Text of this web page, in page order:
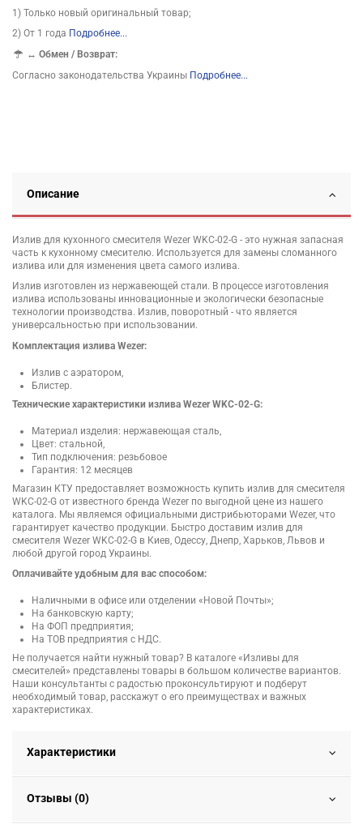
1) Только новый оригинальный товар;
2) От 1 года Подробнее...
↔Обмен / Возврат:
Согласно законодательства Украины Подробнее...
Описание
Излив для кухонного смесителя Wezer WKC-02-G - это нужная запасная
часть к кухонному смесителю. Используется для замены сломанного
излива или для изменения цвета самого излива.
Излив изготовлен из нержавеющей стали. В процессе изготовления
излива использованы инновационные и экологически безопасные
технологии производства. Излив, поворотный - что является
универсальностью при использовании.
Комплектация излива Wezer:
Излив с аэратором,
Блистер.
Технические характеристики излива Wezer WKC-02-G:
Материал изделия: нержавеющая сталь,
Цвет: стальной,
Тип подключения: резьбовое
Гарантия: 12 месяцев
Магазин КТУ предоставляет возможность купить излив для смесителя
WKC-02-G от известного бренда Wezer по выгодной цене из нашего
каталога. Мы являемся официальными дистрибьюторами Wezer, что
гарантирует качество продукции. Быстро доставим излив для
смесителя Wezer WKC-02-G в Киев, Одессу, Днепр, Харьков, Львов и
любой другой город Украины.
Оплачивайте удобным для вас способом:
Наличными в офисе или отделении «Новой Почты»;
На банковскую карту;
На ФОП предприятия;
На ТОВ предприятия с НДС.
Не получается найти нужный товар? В каталоге «Изливы для
смесителей» представлены товары в большом количестве вариантов.
Наши консультанты с радостью проконсультируют и подберут
необходимый товар, расскажут о его преимуществах и важных
характеристиках.
Характеристики
Отзывы (0)